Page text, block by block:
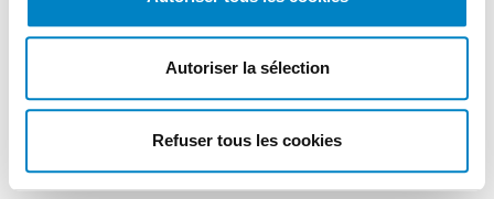
Autoriser la sélection
Refuser tous les cookies